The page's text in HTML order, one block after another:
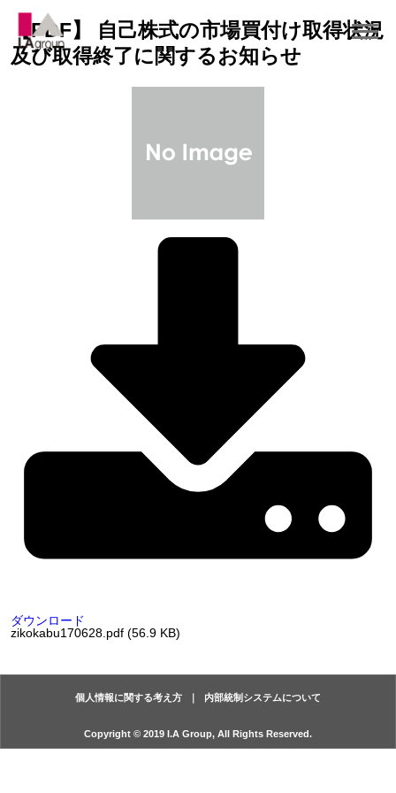
【PDF】 自己株式の市場買付け取得状況
及び取得終了に関するお知らせ
ダウンロード
zikokabu170628.pdf (56.9 KB)
個人情報に関する考え方 内部統制システムについて
Copyright © 2019 I.A Group, All Rights Reserved.